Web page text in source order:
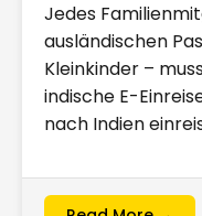
Jedes
ausländischen
Kleinkinder –
indische E-
nach Indien